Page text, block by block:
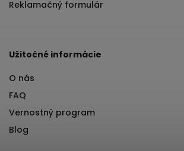
Reklamačný formulár
Užitočné informácie
O nás
FAQ
Vernostný program
Blog